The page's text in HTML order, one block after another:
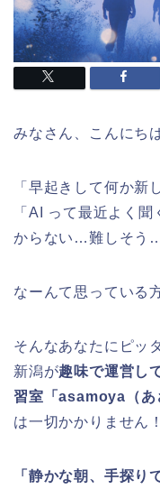
みなさん、こんにち
「早起きして何か新
「AI って最近よく
からない…難しそう…
なーんて思っている
そんなあなたにピッ
新潟が趣味で運営し
習室「asamoya（あ
は一切かかりません！
「静かな朝、手探り